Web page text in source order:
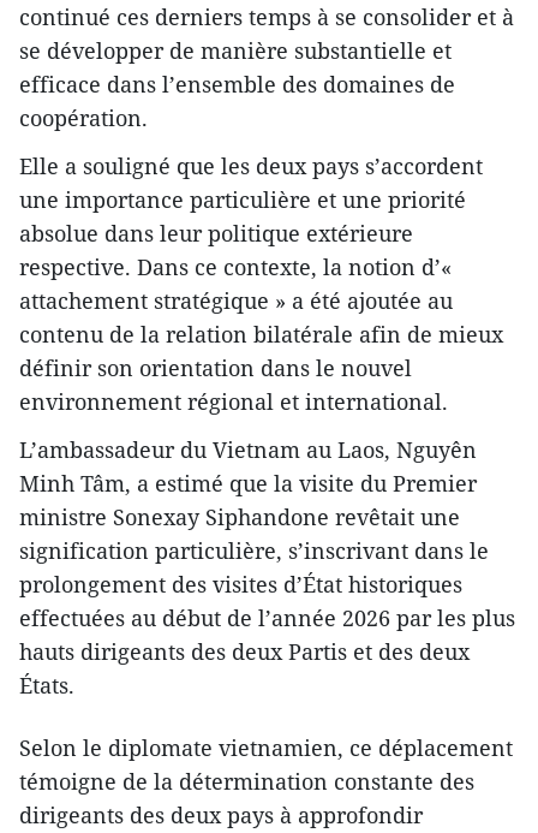
continué ces derniers temps à se consolider et à
se développer de manière substantielle et
efficace dans l’ensemble des domaines de
coopération.
Elle a souligné que les deux pays s’accordent
une importance particulière et une priorité
absolue dans leur politique extérieure
respective. Dans ce contexte, la notion d’«
attachement stratégique » a été ajoutée au
contenu de la relation bilatérale afin de mieux
définir son orientation dans le nouvel
environnement régional et international.
L’ambassadeur du Vietnam au Laos, Nguyên
Minh Tâm, a estimé que la visite du Premier
ministre Sonexay Siphandone revêtait une
signification particulière, s’inscrivant dans le
prolongement des visites d’État historiques
effectuées au début de l’année 2026 par les plus
hauts dirigeants des deux Partis et des deux
États.
Selon le diplomate vietnamien, ce déplacement
témoigne de la détermination constante des
dirigeants des deux pays à approfondir